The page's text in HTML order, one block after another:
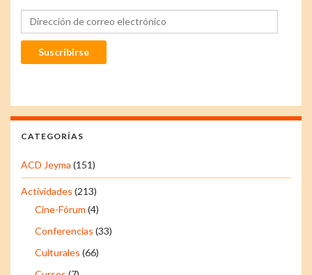
Dirección de correo electrónico
Suscribirse
CATEGORÍAS
ACD Jeyma (151)
Actividades (213)
Cine-Fórum (4)
Conferencias (33)
Culturales (66)